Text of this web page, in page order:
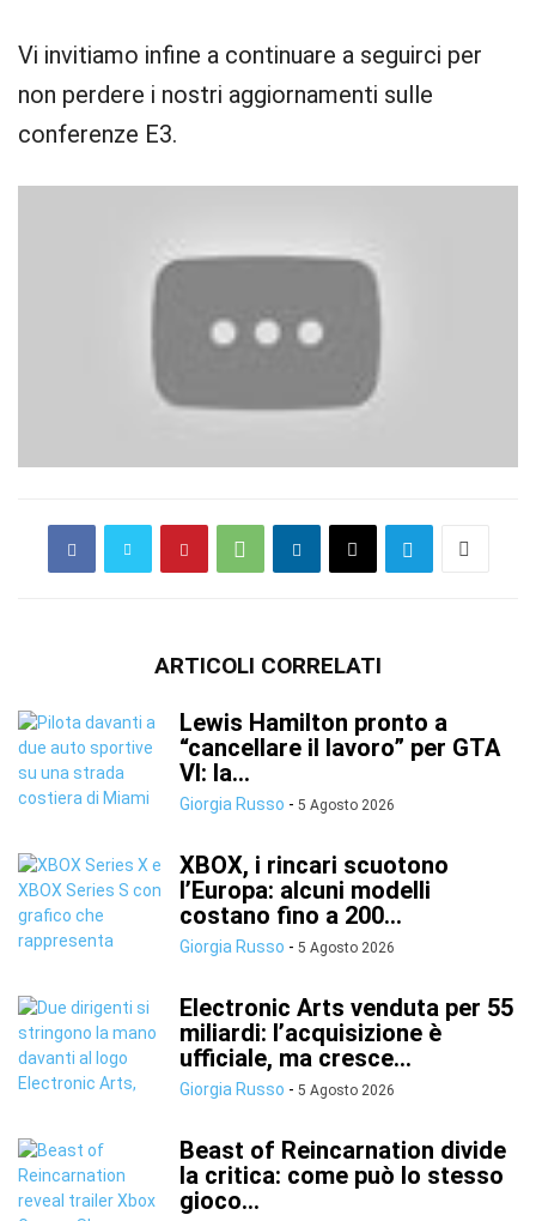
Vi invitiamo infine a continuare a seguirci per
non perdere i nostri aggiornamenti sulle
conferenze E3.
ARTICOLI CORRELATI
Lewis Hamilton pronto a
“cancellare il lavoro” per GTA
VI: la...
Giorgia Russo - 5 Agosto 2026
XBOX, i rincari scuotono
l’Europa: alcuni modelli
costano fino a 200...
Giorgia Russo - 5 Agosto 2026
Electronic Arts venduta per 55
miliardi: l’acquisizione è
ufficiale, ma cresce...
Giorgia Russo - 5 Agosto 2026
Beast of Reincarnation divide
la critica: come può lo stesso
gioco...